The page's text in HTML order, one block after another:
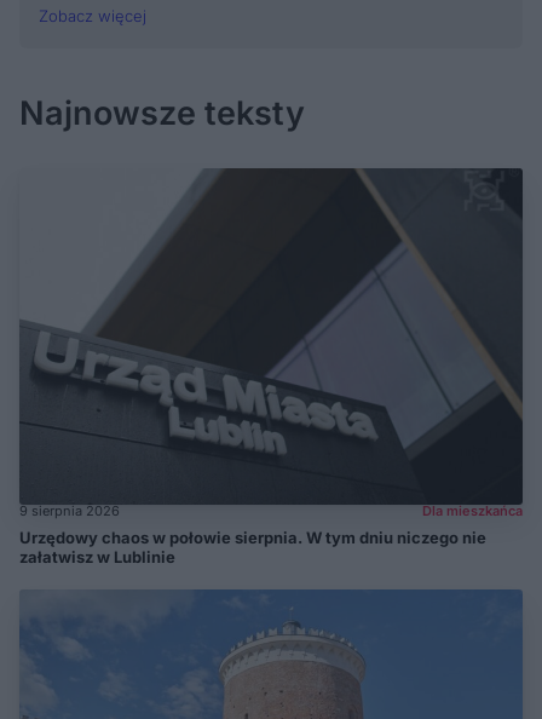
Zobacz więcej
Najnowsze teksty
9 sierpnia 2026 Dla mieszkańca
Urzędowy chaos w połowie sierpnia. W tym dniu niczego nie
załatwisz w Lublinie